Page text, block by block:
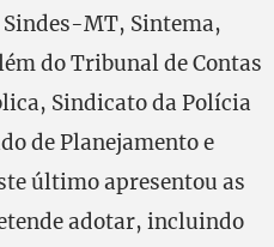
MT, Sintema,
do Tribunal de Contas
Sindicato da Polícia
de Planejamento e
último apresentou as
adotar, incluindo